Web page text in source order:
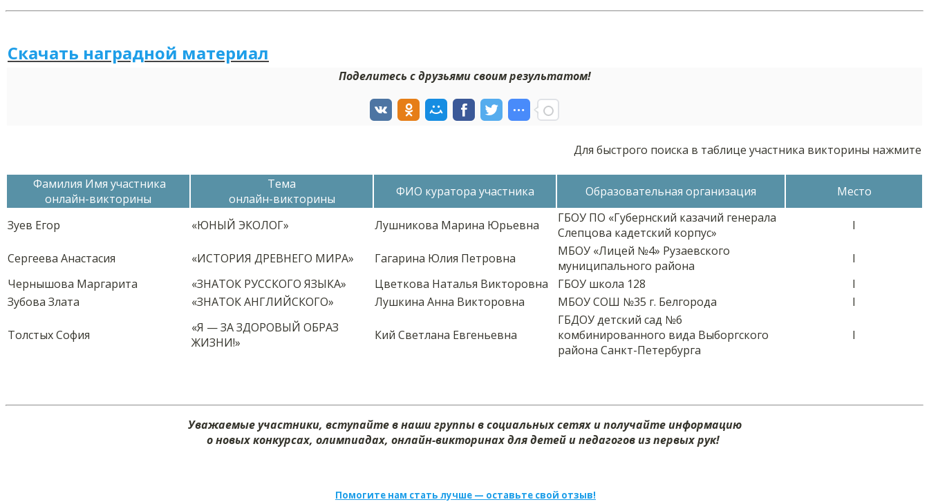
Скачать наградной материал
Поделитесь с друзьями своим результатом!
Для быстрого поиска в таблице участника викторины нажмите
Фамилия Имя участника
онлайн-викторины
Тема
онлайн-викторины
ФИО куратора участника Образовательная организация Место
Зуев Егор «ЮНЫЙ ЭКОЛОГ» Лушникова Марина Юрьевна
ГБОУ ПО «Губернский казачий генерала
Слепцова кадетский корпус»
I
Сергеева Анастасия «ИСТОРИЯ ДРЕВНЕГО МИРА» Гагарина Юлия Петровна
МБОУ «Лицей №4» Рузаевского
муниципального района
I
Чернышова Маргарита
«ЗНАТОК РУССКОГО ЯЗЫКА» Цветкова Наталья Викторовна ГБОУ школа 128
I
Зубова Злата
«ЗНАТОК АНГЛИЙСКОГО» Лушкина Анна Викторовна МБОУ СОШ №35 г. Белгорода I
Толстых София
«Я — ЗА ЗДОРОВЫЙ ОБРАЗ
ЖИЗНИ!»
Кий Светлана Евгеньевна
ГБДОУ детский сад №6
комбинированного вида Выборгского
района Санкт-Петербурга
I
Уважаемые участники, вступайте в наши группы в социальных сетях и получайте информацию
о новых конкурсах, олимпиадах, онлайн-викторинах для детей и педагогов из первых рук!
Помогите нам стать лучше — оставьте свой отзыв!